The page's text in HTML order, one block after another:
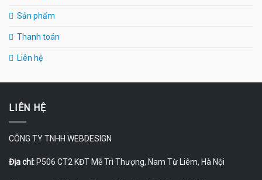
Sản phẩm
Thanh toán
Liên hệ
LIÊN HỆ
CÔNG TY TNHH WEBDESIGN
Địa chỉ: P506 CT2 KĐT Mễ Trì Thượng, Nam Từ Liêm, Hà Nội